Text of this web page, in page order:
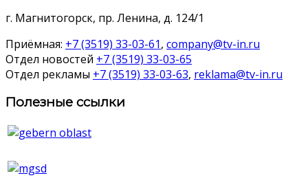
г. Магнитогорск, пр. Ленина, д. 124/1
Приёмная: +7 (3519) 33-03-61, company@tv-in.ru
Отдел новостей +7 (3519) 33-03-65
Отдел рекламы +7 (3519) 33-03-63, reklama@tv-in.ru
Полезные ссылки